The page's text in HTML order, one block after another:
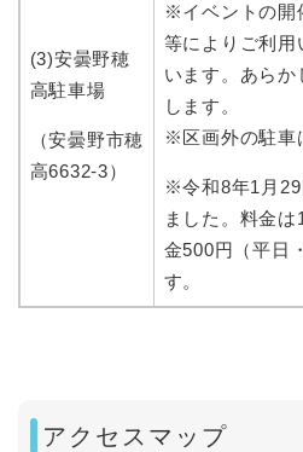
(3)安曇野穂
高駐車場
（安曇野市穂
高6632-3）
※イベントの開
等によりご利用
います。あらか
します。
※区画外の駐車
※令和8年1月29
ました。料金
金500円（平日
す。
アクセスマップ